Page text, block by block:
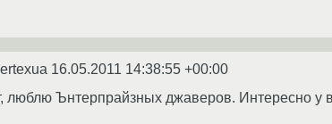
16.05.2011 14:38:55 +00:00
люблю Ънтерпрайзных джаверов. Интересно у